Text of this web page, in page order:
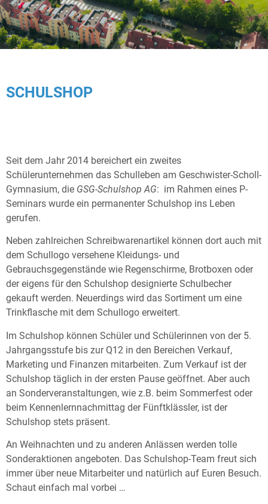
SCHULSHOP
Seit dem Jahr 2014 bereichert ein zweites
Schülerunternehmen das Schulleben am Geschwister-Scholl-
Gymnasium, die GSG-Schulshop AG: im Rahmen eines P-
Seminars wurde ein permanenter Schulshop ins Leben
gerufen.
Neben zahlreichen Schreibwarenartikel können dort auch mit
dem Schullogo versehene Kleidungs- und
Gebrauchsgegenstände wie Regenschirme, Brotboxen oder
der eigens für den Schulshop designierte Schulbecher
gekauft werden. Neuerdings wird das Sortiment um eine
Trinkflasche mit dem Schullogo erweitert.
Im Schulshop können Schüler und Schülerinnen von der 5.
Jahrgangsstufe bis zur Q12 in den Bereichen Verkauf,
Marketing und Finanzen mitarbeiten. Zum Verkauf ist der
Schulshop täglich in der ersten Pause geöffnet. Aber auch
an Sonderveranstaltungen, wie z.B. beim Sommerfest oder
beim Kennenlernnachmittag der Fünftklässler, ist der
Schulshop stets präsent.
An Weihnachten und zu anderen Anlässen werden tolle
Sonderaktionen angeboten. Das Schulshop-Team freut sich
immer über neue Mitarbeiter und natürlich auf Euren Besuch.
Schaut einfach mal vorbei …